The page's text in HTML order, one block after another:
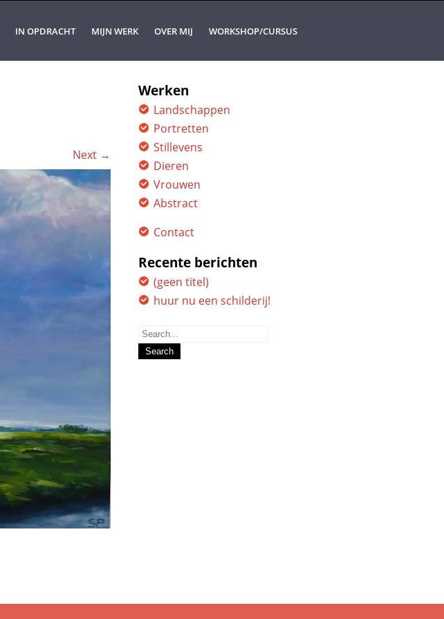
IN OPDRACHT MIJN WERK OVER MIJ WORKSHOP/CURSUS
Next →
Werken
Landschappen
Portretten
Stillevens
Dieren
Vrouwen
Abstract
Contact
Recente berichten
(geen titel)
huur nu een schilderij!
Search
for: